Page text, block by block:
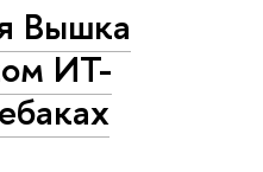
Вышка
ИТ-